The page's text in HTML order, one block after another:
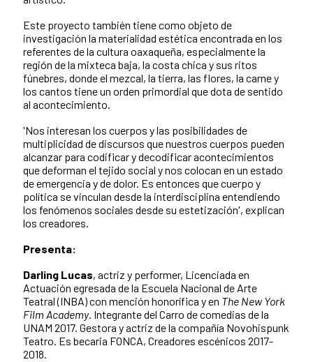
Este proyecto también tiene como objeto de
investigación la materialidad estética encontrada en los
referentes de la cultura oaxaqueña, especialmente la
región de la mixteca baja, la costa chica y sus ritos
fúnebres, donde el mezcal, la tierra, las flores, la carne y
los cantos tiene un orden primordial que dota de sentido
al acontecimiento.
'Nos interesan los cuerpos y las posibilidades de
multiplicidad de discursos que nuestros cuerpos pueden
alcanzar para codificar y decodificar acontecimientos
que deforman el tejido social y nos colocan en un estado
de emergencia y de dolor. Es entonces que cuerpo y
política se vinculan desde la interdisciplina entendiendo
los fenómenos sociales desde su estetización', explican
los creadores.
Presenta:
Darling Lucas, actriz y performer, Licenciada en
Actuación egresada de la Escuela Nacional de Arte
Teatral (INBA) con mención honorífica y en The New York
Film Academy. Integrante del Carro de comedias de la
UNAM 2017. Gestora y actriz de la compañía Novohispunk
Teatro. Es becaria FONCA, Creadores escénicos 2017-
2018.